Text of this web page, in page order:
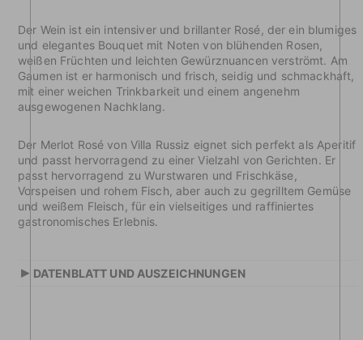
Der Wein ist ein intensiver und brillanter Rosé, der ein blumiges
und elegantes Bouquet mit Noten von blühenden Rosen,
weißen Früchten und leichten Gewürznuancen verströmt. Am
Gaumen ist er harmonisch und frisch, seidig und schmackhaft,
mit einer weichen Trinkbarkeit und einem angenehm
ausgewogenen Nachklang.
Der Merlot Rosé von Villa Russiz eignet sich perfekt als Aperitif
und passt hervorragend zu einer Vielzahl von Gerichten. Er
passt hervorragend zu Wurstwaren und Frischkäse,
Vorspeisen und rohem Fisch, aber auch zu gegrilltem Gemüse
und weißem Fleisch, für ein vielseitiges und raffiniertes
gastronomisches Erlebnis.
▸ DATENBLATT UND AUSZEICHNUNGEN